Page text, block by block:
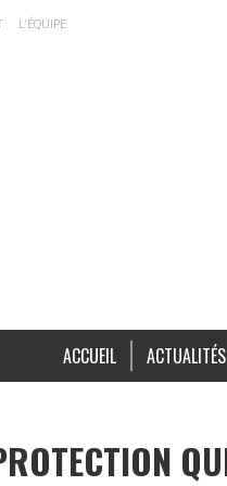
L’ÉQUIPE
ACCUEIL ACTUALITÉS